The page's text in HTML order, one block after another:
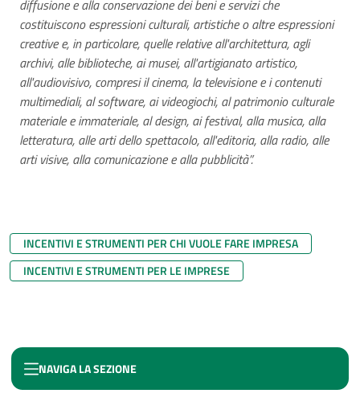
diffusione e alla conservazione dei beni e servizi che
costituiscono espressioni culturali, artistiche o altre espressioni
creative e, in particolare, quelle relative all'architettura, agli
archivi, alle biblioteche, ai musei, all'artigianato artistico,
all'audiovisivo, compresi il cinema, la televisione e i contenuti
multimediali, al software, ai videogiochi, al patrimonio culturale
materiale e immateriale, al design, ai festival, alla musica, alla
letteratura, alle arti dello spettacolo, all'editoria, alla radio, alle
arti visive, alla comunicazione e alla pubblicità”.
INCENTIVI E STRUMENTI PER CHI VUOLE FARE IMPRESA
INCENTIVI E STRUMENTI PER LE IMPRESE
NAVIGA LA SEZIONE
FONDO IMPRESE CREATIVE